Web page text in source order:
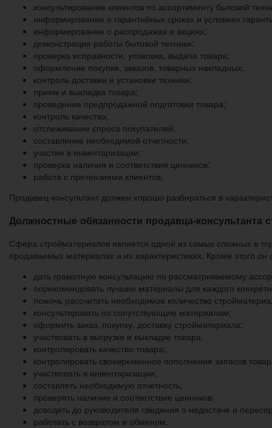
консультирование клиентов по ассортименту бытовой
информирование о гарантийных сроках и условиях
информирование о распродажах и акциях;
демонстрация работы бытовой техники;
проверка исправности, упаковка, выдача товара;
оформление покупки, заказов, товарных накладных;
контроль доставки и установки техники;
прием и выкладка товара;
проведение предпродажной подготовки товара;
контроль качества;
отслеживание спроса покупателей;
составление необходимой отчетности;
участие в инвентаризации;
проверка наличия и соответствия ценников;
работа с претензиями клиентов.
Продавец-консультант должен хорошо разбираться в
Должностные обязанности продавца-консультанта
Сфера стройматериалов является одной из самых сложных в
продаваемых материалах и их характеристиках. Кроме этого он
дать грамотную консультацию по рассматриваемому
порекомендовать лучшие материалы для каждого
помочь рассчитать необходимое количество
консультировать по сопутствующим материалам;
оформить заказ, покупку, доставку стройматериала;
участвовать в выгрузке и выкладке товара;
контролировать качество товара;
контролировать своевременное пополнение запасов
участвовать в инвентаризации;
составлять необходимую отчетность;
проверять наличие и соответствие ценников;
доводить до руководителя сведения о недостаче и
работать с возвратом и обменом.